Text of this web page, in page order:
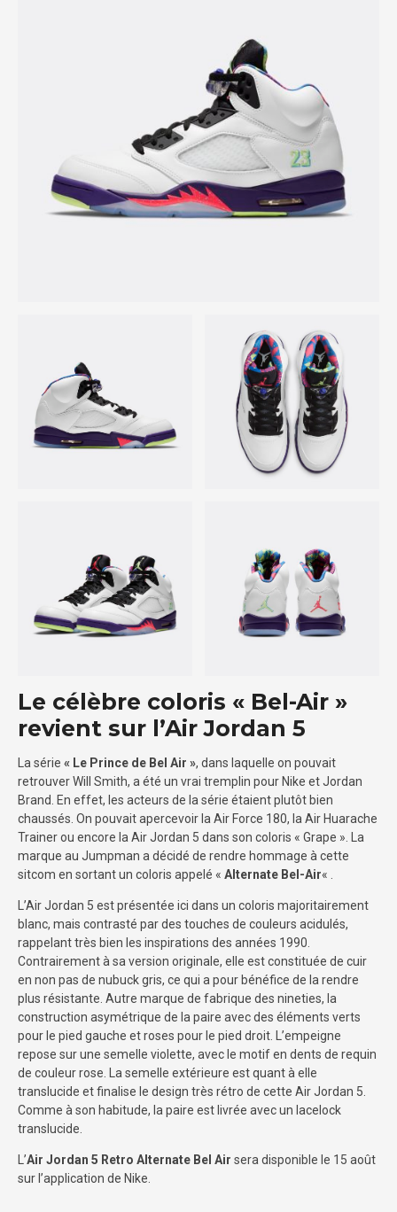
Le célèbre coloris « Bel-Air »
revient sur l’Air Jordan 5
La série « Le Prince de Bel Air », dans laquelle on pouvait
retrouver Will Smith, a été un vrai tremplin pour Nike et Jordan
Brand. En effet, les acteurs de la série étaient plutôt bien
chaussés. On pouvait apercevoir la Air Force 180, la Air Huarache
Trainer ou encore la Air Jordan 5 dans son coloris « Grape ». La
marque au Jumpman a décidé de rendre hommage à cette
sitcom en sortant un coloris appelé « Alternate Bel-Air« .
L’Air Jordan 5 est présentée ici dans un coloris majoritairement
blanc, mais contrasté par des touches de couleurs acidulés,
rappelant très bien les inspirations des années 1990.
Contrairement à sa version originale, elle est constituée de cuir
en non pas de nubuck gris, ce qui a pour bénéfice de la rendre
plus résistante. Autre marque de fabrique des nineties, la
construction asymétrique de la paire avec des éléments verts
pour le pied gauche et roses pour le pied droit. L’empeigne
repose sur une semelle violette, avec le motif en dents de requin
de couleur rose. La semelle extérieure est quant à elle
translucide et finalise le design très rétro de cette Air Jordan 5.
Comme à son habitude, la paire est livrée avec un lacelock
translucide.
L’Air Jordan 5 Retro Alternate Bel Air sera disponible le 15 août
sur l’application de Nike.